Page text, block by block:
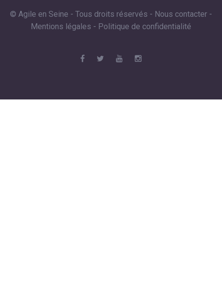
© Agile en Seine - Tous droits réservés - Nous contacter -
Mentions légales - Politique de confidentialité